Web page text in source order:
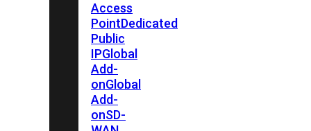
Access
PointDedicated
Public
IPGlobal
Add-
onGlobal
Add-
onSD-